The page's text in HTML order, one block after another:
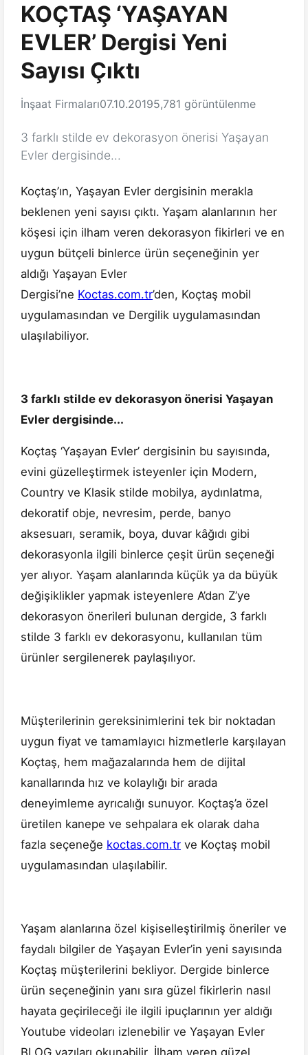
KOÇTAŞ ‘YAŞAYAN
EVLER’ Dergisi Yeni
Sayısı Çıktı
İnşaat Firmaları07.10.20195,781 görüntülenme
3 farklı stilde ev dekorasyon önerisi Yaşayan
Evler dergisinde...
Koçtaş’ın, Yaşayan Evler dergisinin merakla
beklenen yeni sayısı çıktı. Yaşam alanlarının her
köşesi için ilham veren dekorasyon fikirleri ve en
uygun bütçeli binlerce ürün seçeneğinin yer
aldığı Yaşayan Evler
Dergisi’ne Koctas.com.tr’den, Koçtaş mobil
uygulamasından ve Dergilik uygulamasından
ulaşılabiliyor.
3 farklı stilde ev dekorasyon önerisi Yaşayan
Evler dergisinde...
Koçtaş ‘Yaşayan Evler’ dergisinin bu sayısında,
evini güzelleştirmek isteyenler için Modern,
Country ve Klasik stilde mobilya, aydınlatma,
dekoratif obje, nevresim, perde, banyo
aksesuarı, seramik, boya, duvar kâğıdı gibi
dekorasyonla ilgili binlerce çeşit ürün seçeneği
yer alıyor. Yaşam alanlarında küçük ya da büyük
değişiklikler yapmak isteyenlere A’dan Z’ye
dekorasyon önerileri bulunan dergide, 3 farklı
stilde 3 farklı ev dekorasyonu, kullanılan tüm
ürünler sergilenerek paylaşılıyor.
Müşterilerinin gereksinimlerini tek bir noktadan
uygun fiyat ve tamamlayıcı hizmetlerle karşılayan
Koçtaş, hem mağazalarında hem de dijital
kanallarında hız ve kolaylığı bir arada
deneyimleme ayrıcalığı sunuyor. Koçtaş’a özel
üretilen kanepe ve sehpalara ek olarak daha
fazla seçeneğe koctas.com.tr ve Koçtaş mobil
uygulamasından ulaşılabilir.
Yaşam alanlarına özel kişiselleştirilmiş öneriler ve
faydalı bilgiler de Yaşayan Evler’in yeni sayısında
Koçtaş müşterilerini bekliyor. Dergide binlerce
ürün seçeneğinin yanı sıra güzel fikirlerin nasıl
hayata geçirileceği ile ilgili ipuçlarının yer aldığı
Youtube videoları izlenebilir ve Yaşayan Evler